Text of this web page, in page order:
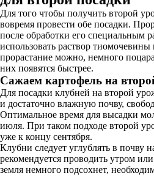
Для того чтобы получить второй
вовремя провести обе посадки.
после обработки его специальным
использовать раствор
прорастание можно, немного
них появятся быстрее.
Сажаем картофель на
Для посадки клубней на второй
и достаточно влажную почву,
Оптимальное время для высадки
июля. При таком подходе второй
уже к концу сентября.
Клубни следует углублять в почву
рекомендуется проводить утром
земля немного подсохнет,